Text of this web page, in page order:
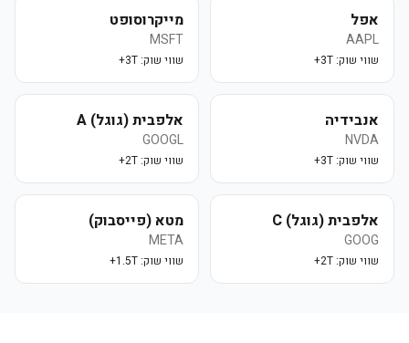
אפל
AAPL
שווי שוק: 3T+
מייקרוסופט
MSFT
שווי שוק: 3T+
אנבידיה
NVDA
שווי שוק: 3T+
אלפבית (גוגל) A
GOOGL
שווי שוק: 2T+
אלפבית (גוגל) C
GOOG
שווי שוק: 2T+
מטא (פייסבוק)
META
שווי שוק: 1.5T+